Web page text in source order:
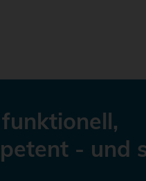
- und